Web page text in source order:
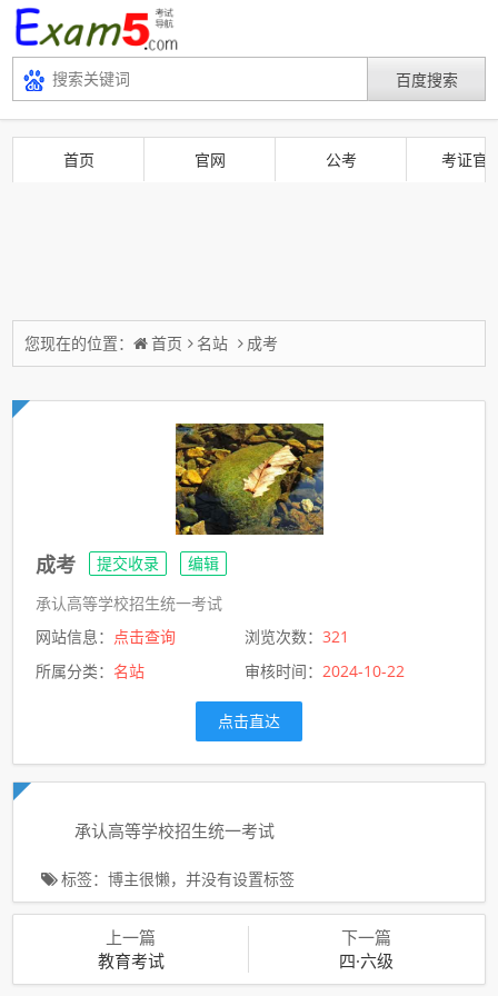
首页 官网 公考 考证官
您现在的位置： 首页 名站 成考
成考 提交收录
编辑
承认高等学校招生统一考试
网站信息： 点击查询 浏览次数：321
所属分类： 名站 审核时间：2024-10-22
点击直达
承认高等学校招生统一考试
标签：博主很懒，并没有设置标签
上一篇
教育考试
下一篇
四·六级